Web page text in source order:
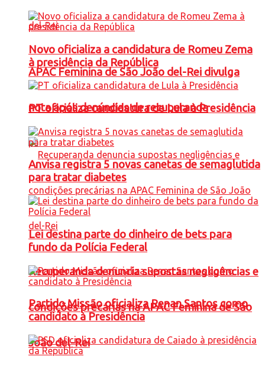
APAC Feminina de São João del-Rei divulga
nota após denúncias de recuperanda
Recuperanda denuncia supostas negligências e
condições precárias na APAC Feminina de São
João del-Rei
Novo oficializa a candidatura de Romeu Zema
à presidência da República
PT oficializa candidatura de Lula à Presidência
Anvisa registra 5 novas canetas de semaglutida
para tratar diabetes
Lei destina parte do dinheiro de bets para
fundo da Polícia Federal
Partido Missão oficializa Renan Santos como
candidato à Presidência